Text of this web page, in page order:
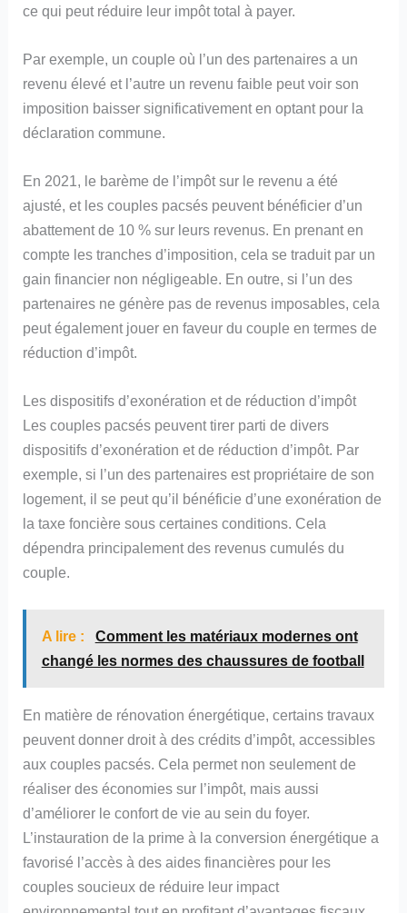
ce qui peut réduire leur impôt total à payer.
Par exemple, un couple où l’un des partenaires a un
revenu élevé et l’autre un revenu faible peut voir son
imposition baisser significativement en optant pour la
déclaration commune.
En 2021, le barème de l’impôt sur le revenu a été
ajusté, et les couples pacsés peuvent bénéficier d’un
abattement de 10 % sur leurs revenus. En prenant en
compte les tranches d’imposition, cela se traduit par un
gain financier non négligeable. En outre, si l’un des
partenaires ne génère pas de revenus imposables, cela
peut également jouer en faveur du couple en termes de
réduction d’impôt.
Les dispositifs d’exonération et de réduction d’impôt
Les couples pacsés peuvent tirer parti de divers
dispositifs d’exonération et de réduction d’impôt. Par
exemple, si l’un des partenaires est propriétaire de son
logement, il se peut qu’il bénéficie d’une exonération de
la taxe foncière sous certaines conditions. Cela
dépendra principalement des revenus cumulés du
couple.
A lire :
Comment les matériaux modernes ont
changé les normes des chaussures de football
En matière de rénovation énergétique, certains travaux
peuvent donner droit à des crédits d’impôt, accessibles
aux couples pacsés. Cela permet non seulement de
réaliser des économies sur l’impôt, mais aussi
d’améliorer le confort de vie au sein du foyer.
L’instauration de la prime à la conversion énergétique a
favorisé l’accès à des aides financières pour les
couples soucieux de réduire leur impact